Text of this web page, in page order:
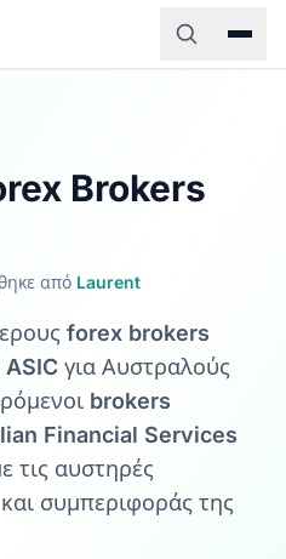
Brokers
από Laurent
forex brokers
για Αυστραλούς
brokers
Financial Services
τις αυστηρές
συμπεριφοράς της